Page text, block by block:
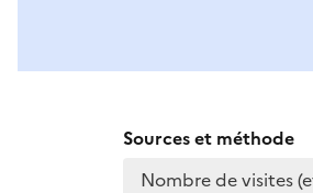
Sources et méthode